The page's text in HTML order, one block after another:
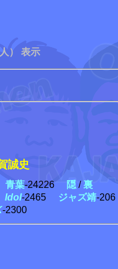
） 表示
史
青葉-24226 隠/ 裏
Idol-2465 ジャズ靖-206
-2300